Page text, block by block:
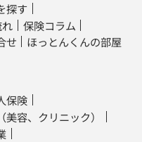
探す
保険コラム
せ ほっとんくんの部屋
保険
美容、クリニック）